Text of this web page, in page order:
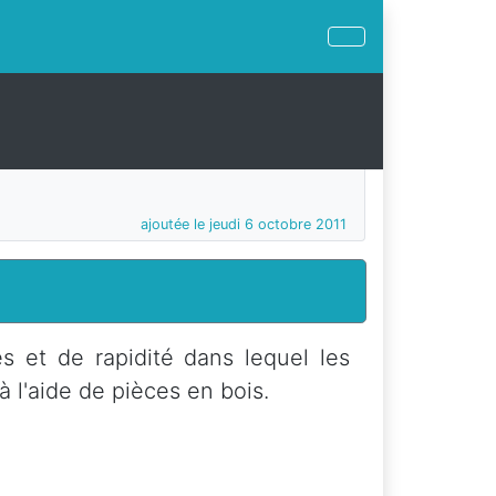
ajoutée le jeudi 6 octobre 2011
et de rapidité dans lequel les
l'aide de pièces en bois.